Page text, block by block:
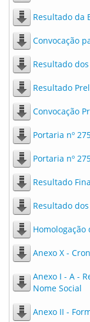
Resultado da
Convocação
Resultado
Resultado
Convocação
Portaria nº
Portaria nº
Resultado
Resultado
Homologação
Anexo X -
Anexo I - A -
Nome Social
Anexo II -